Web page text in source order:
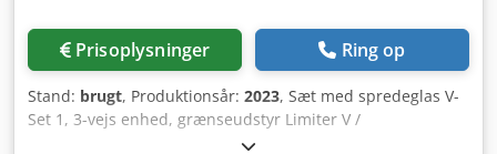
Prisoplysninger Ring op
Stand: brugt, Produktionsår: 2023, Sæt med spredeglas V-
Set 1, 3-vejs enhed, grænseudstyr Limiter V /
rørbeskyttelsesbøjle S, aftagelig rulleanordning,